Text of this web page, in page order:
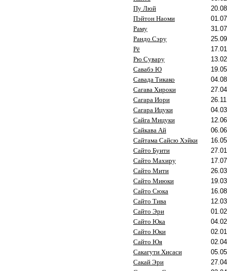
Пу Люй
Пэйтон Наоми
Раму
Рандо Сэру
Рё
Рю Сувару
Савабэ Ю
Савада Тикако
Сагава Хироки
Сагара Иори
Сагара Ицуки
Сайга Мицуки
Сайкава Ай
Сайтама Сайсю Хэйки
Сайто Буити
Сайто Махиру
Сайто Мити
Сайто Миюки
Сайто Сюка
Сайто Тива
Сайто Эри
Сайто Юка
Сайто Юки
Сайто Юя
Сакагути Хисаси
Сакай Эри